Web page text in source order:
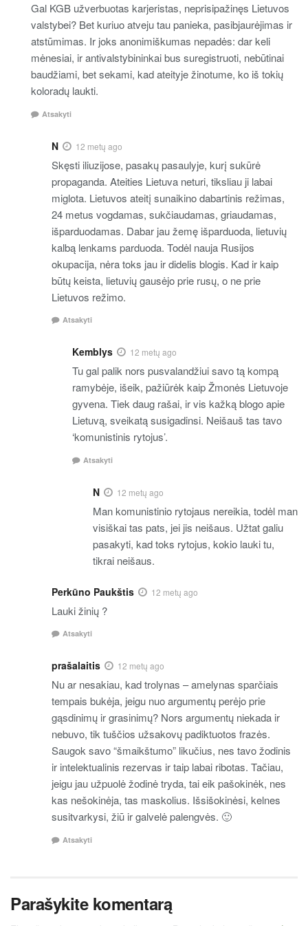
Gal KGB užverbuotas karjeristas, neprisipažinęs Lietuvos
valstybei? Bet kuriuo atveju tau panieka, pasibjaurėjimas ir
atstūmimas. Ir joks anonimiškumas nepadės: dar keli
mėnesiai, ir antivalstybininkai bus suregistruoti, nebūtinai
baudžiami, bet sekami, kad ateityje žinotume, ko iš tokių
koloradų laukti.
Atsakyti
N 12 metų ago
Skęsti iliuzijose, pasakų pasaulyje, kurį sukūrė
propaganda. Ateities Lietuva neturi, tiksliau ji labai
miglota. Lietuvos ateitį sunaikino dabartinis režimas,
24 metus vogdamas, sukčiaudamas, griaudamas,
išparduodamas. Dabar jau žemę išparduoda, lietuvių
kalbą lenkams parduoda. Todėl nauja Rusijos
okupacija, nėra toks jau ir didelis blogis. Kad ir kaip
būtų keista, lietuvių gausėjo prie rusų, o ne prie
Lietuvos režimo.
Atsakyti
Kemblys 12 metų ago
Tu gal palik nors pusvalandžiui savo tą kompą
ramybėje, išeik, pažiūrėk kaip Žmonės Lietuvoje
gyvena. Tiek daug rašai, ir vis kažką blogo apie
Lietuvą, sveikatą susigadinsi. Neišauš tas tavo
‘komunistinis rytojus’.
Atsakyti
N 12 metų ago
Man komunistinio rytojaus nereikia, todėl man
visiškai tas pats, jei jis neišaus. Užtat galiu
pasakyti, kad toks rytojus, kokio lauki tu,
tikrai neišaus.
Perkūno Paukštis 12 metų ago
Lauki žinių ?
Atsakyti
prašalaitis 12 metų ago
Nu ar nesakiau, kad trolynas – amelynas sparčiais
tempais bukėja, jeigu nuo argumentų perėjo prie
gąsdinimų ir grasinimų? Nors argumentų niekada ir
nebuvo, tik tuščios užsakovų padiktuotos frazės.
Saugok savo “šmaikštumo” likučius, nes tavo žodinis
ir intelektualinis rezervas ir taip labai ribotas. Tačiau,
jeigu jau užpuolė žodinė tryda, tai eik pašokinėk, nes
kas nešokinėja, tas maskolius. Išsišokinėsi, kelnes
susitvarkysi, žiū ir galvelė palengvės. 🙂
Atsakyti
Parašykite komentarą